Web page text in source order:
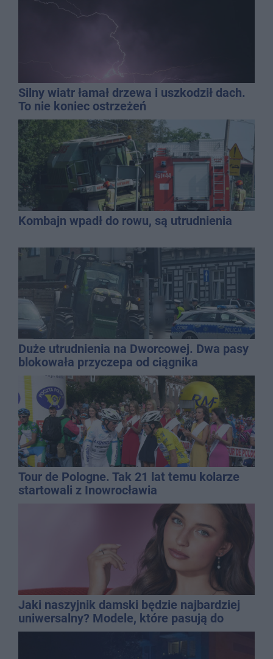
Silny wiatr łamał drzewa i uszkodził dach.
To nie koniec ostrzeżeń
Kombajn wpadł do rowu, są utrudnienia
Duże utrudnienia na Dworcowej. Dwa pasy
blokowała przyczepa od ciągnika
Tour de Pologne. Tak 21 lat temu kolarze
startowali z Inowrocławia
Jaki naszyjnik damski będzie najbardziej
uniwersalny? Modele, które pasują do
wielu stylizacji